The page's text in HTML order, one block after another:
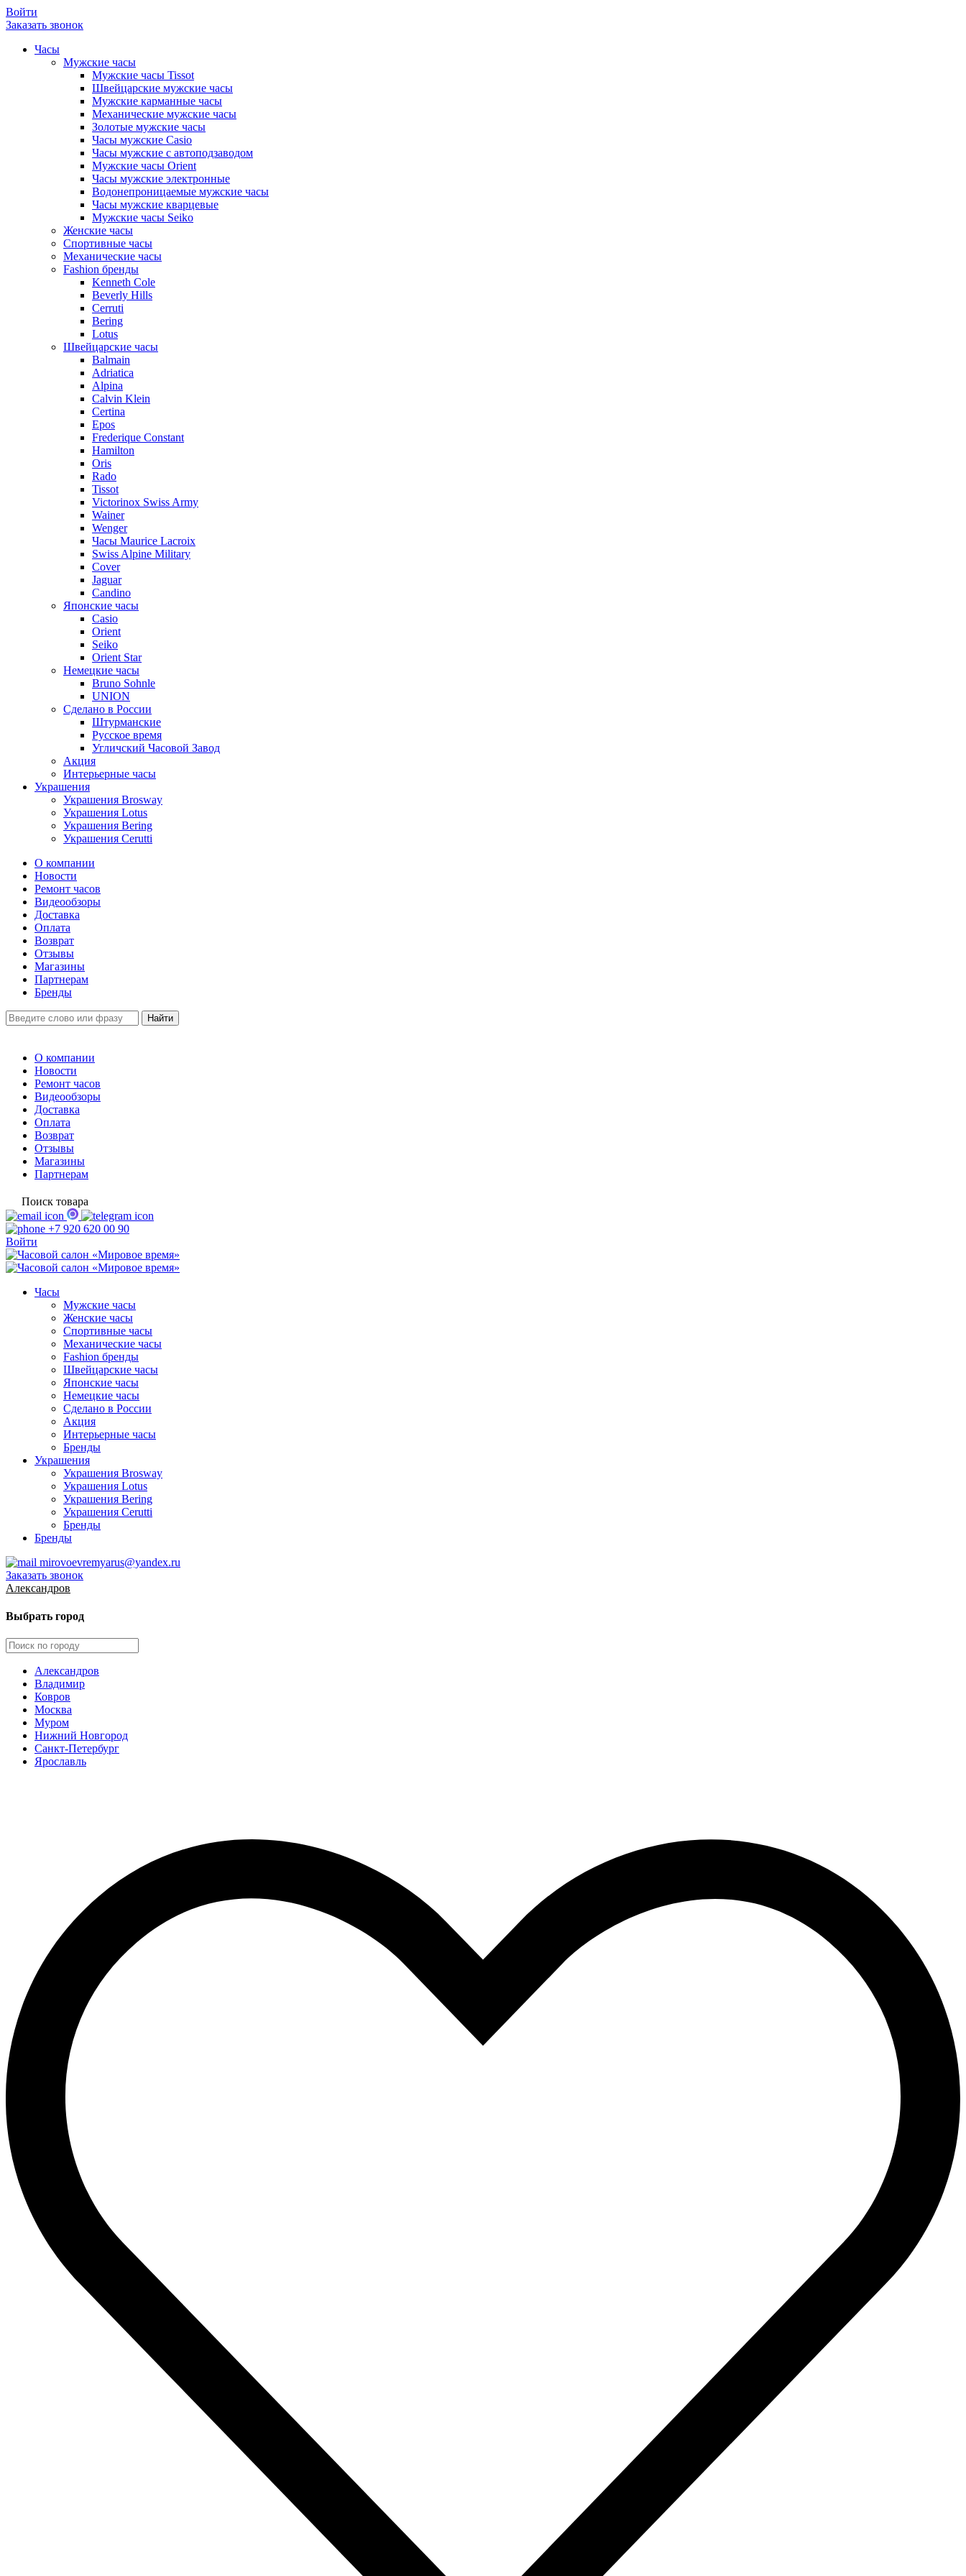
Войти
Заказать звонок
Часы
Мужские часы
Мужские часы Tissot
Швейцарские мужские часы
Мужские карманные часы
Механические мужские часы
Золотые мужские часы
Часы мужские Casio
Часы мужские с автоподзаводом
Мужские часы Orient
Часы мужские электронные
Водонепроницаемые мужские часы
Часы мужские кварцевые
Мужские часы Seiko
Женские часы
Спортивные часы
Механические часы
Fashion бренды
Kenneth Cole
Beverly Hills
Cerruti
Bering
Lotus
Швейцарские часы
Balmain
Adriatica
Alpina
Calvin Klein
Certina
Epos
Frederique Constant
Hamilton
Oris
Rado
Tissot
Victorinox Swiss Army
Wainer
Wenger
Часы Maurice Lacroix
Swiss Alpine Military
Cover
Jaguar
Candino
Японские часы
Casio
Orient
Seiko
Orient Star
Немецкие часы
Bruno Sohnle
UNION
Сделано в России
Штурманские
Русское время
Угличский Часовой Завод
Акция
Интерьерные часы
Украшения
Украшения Brosway
Украшения Lotus
Украшения Bering
Украшения Cerutti
О компании
Новости
Ремонт часов
Видеообзоры
Доставка
Оплата
Возврат
Отзывы
Магазины
Партнерам
Бренды
О компании
Новости
Ремонт часов
Видеообзоры
Доставка
Оплата
Возврат
Отзывы
Магазины
Партнерам
Поиск товара
+7 920 620 00 90
Войти
Часы
Мужские часы
Женские часы
Спортивные часы
Механические часы
Fashion бренды
Швейцарские часы
Японские часы
Немецкие часы
Сделано в России
Акция
Интерьерные часы
Бренды
Украшения
Украшения Brosway
Украшения Lotus
Украшения Bering
Украшения Cerutti
Бренды
Бренды
mirovoevremyarus@yandex.ru
Заказать звонок
Александров
Выбрать город
Александров
Владимир
Ковров
Москва
Муром
Нижний Новгород
Санкт-Петербург
Ярославль